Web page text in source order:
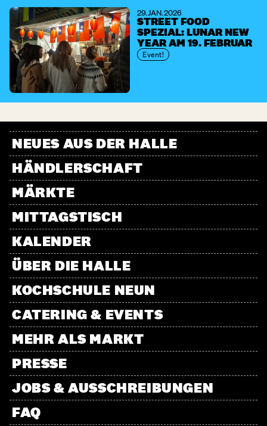
29. JAN. 2026
STREET FOOD
SPEZIAL: LUNAR NEW
YEAR AM 19. FEBRUAR
Event!
NEUES AUS DER HALLE
HÄNDLERSCHAFT
MÄRKTE
MITTAGSTISCH
KALENDER
ÜBER DIE HALLE
KOCHSCHULE NEUN
CATERING & EVENTS
MEHR ALS MARKT
PRESSE
JOBS & AUSSCHREIBUNGEN
FAQ